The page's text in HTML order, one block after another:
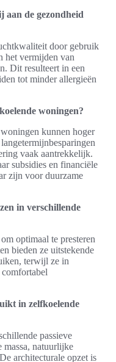
aan de gezondheid
door gebruik
het vermijden van
Dit resulteert in een
tot minder allergieën
woningen?
kunnen hoger
vaak aantrekkelijk.
subsidies en financiële
zijn voor duurzame
in verschillende
optimaal te presteren
bieden ze uitstekende
terwijl ze in
in zelfkoelende
passieve
massa, natuurlijke
architecturale opzet is